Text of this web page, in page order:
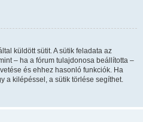
küldött sütit. A sütik feladata az
– ha a fórum tulajdonosa beállította –
és ehhez hasonló funkciók. Ha
a kilépéssel, a sütik törlése segíthet.